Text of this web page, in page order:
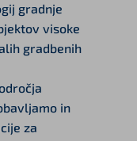
gradnje
visoke
gradbenih
in
za